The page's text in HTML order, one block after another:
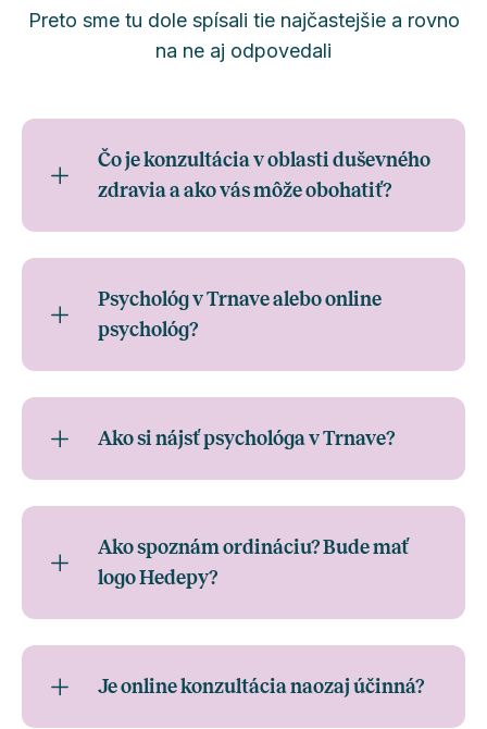
Preto sme tu dole spísali tie najčastejšie a rovno
na ne aj odpovedali
Čo je konzultácia v oblasti duševného
zdravia a ako vás môže obohatiť?
Psychológ v Trnave alebo online
psychológ?
Ako si nájsť psychológa v Trnave?
Ako spoznám ordináciu? Bude mať
logo Hedepy?
Je online konzultácia naozaj účinná?